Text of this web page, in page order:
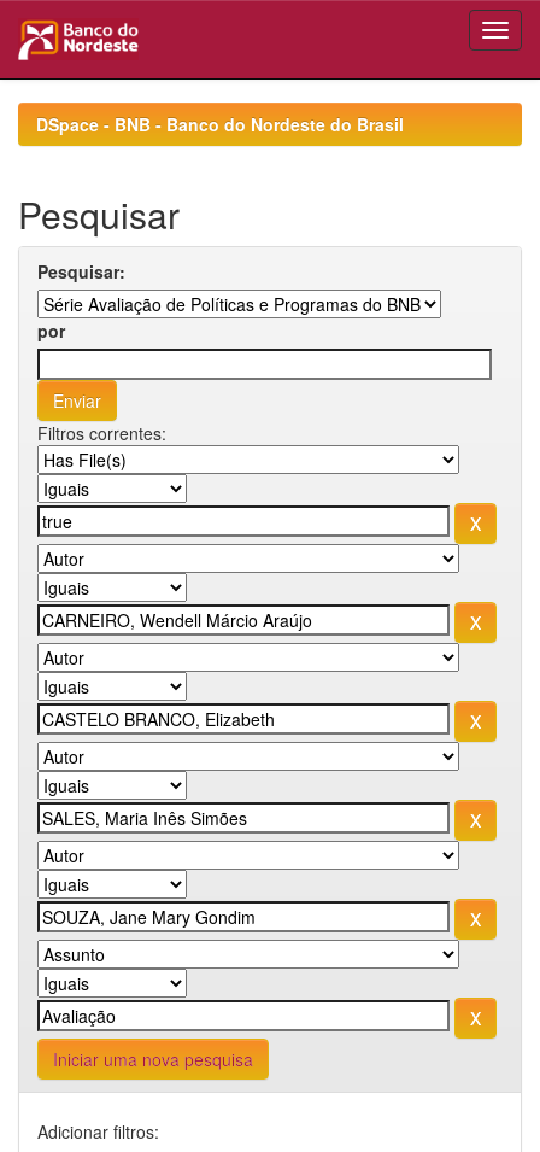
navigationDSpace - BNB - Banco do Nordeste do Brasil
Pesquisar
Pesquisar:
por
Filtros correntes:
Iniciar uma nova pesquisa
Adicionar filtros: